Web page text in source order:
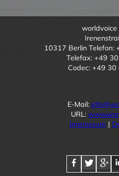
worldvoice
10317 Berlin
Telefax: +49
Codec: +49
E-Mail:
URL:
Impressum |